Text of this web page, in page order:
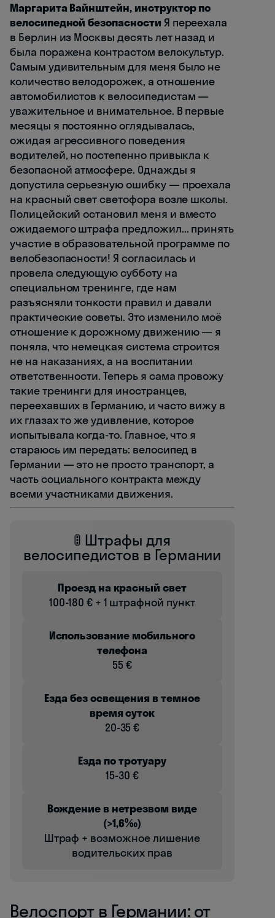
Маргарита Вайнштейн, инструктор по
велосипедной безопасности Я переехала
в Берлин из Москвы десять лет назад и
была поражена контрастом велокультур.
Самым удивительным для меня было не
количество велодорожек, а отношение
автомобилистов к велосипедистам —
уважительное и внимательное. В первые
месяцы я постоянно оглядывалась,
ожидая агрессивного поведения
водителей, но постепенно привыкла к
безопасной атмосфере. Однажды я
допустила серьезную ошибку — проехала
на красный свет светофора возле школы.
Полицейский остановил меня и вместо
ожидаемого штрафа предложил... принять
участие в образовательной программе по
велобезопасности! Я согласилась и
провела следующую субботу на
специальном тренинге, где нам
разъясняли тонкости правил и давали
практические советы. Это изменило моё
отношение к дорожному движению — я
поняла, что немецкая система строится
не на наказаниях, а на воспитании
ответственности. Теперь я сама провожу
такие тренинги для иностранцев,
переехавших в Германию, и часто вижу в
их глазах то же удивление, которое
испытывала когда-то. Главное, что я
стараюсь им передать: велосипед в
Германии — это не просто транспорт, а
часть социального контракта между
всеми участниками движения.
🚦 Штрафы для
велосипедистов в Германии
Проезд на красный свет
100-180 € + 1 штрафной пункт
Использование мобильного
телефона
55 €
Езда без освещения в темное
время суток
20-35 €
Езда по тротуару
15-30 €
Вождение в нетрезвом виде
(>1,6‰)
Штраф + возможное лишение
водительских прав
Велоспорт в Германии: от